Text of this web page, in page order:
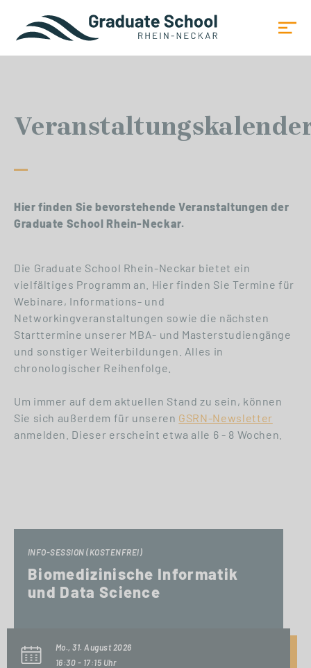
Hier finden Sie bevorstehende Veranstaltungen der
Graduate School Rhein-Neckar.
Die Graduate School Rhein-Neckar bietet ein
vielfältiges Programm an. Hier finden Sie Termine für
Webinare, Informations- und
Networkingveranstaltungen sowie die nächsten
Starttermine unserer MBA- und Masterstudiengänge
und sonstiger Weiterbildungen. Alles in
chronologischer Reihenfolge.
Um immer auf dem aktuellen Stand zu sein, können
Sie sich außerdem für unseren GSRN-Newsletter
anmelden. Dieser erscheint etwa alle 6 - 8 Wochen.
INFO-SESSION (KOSTENFREI)
Biomedizinische Informatik
und Data Science
Mo., 31. August 2026
16:30 - 17:15 Uhr